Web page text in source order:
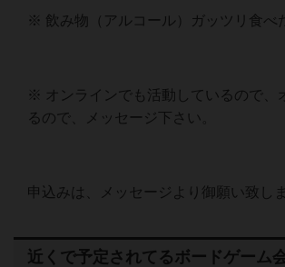
※ 飲み物（アルコール）ガッツリ食べ
※ オンラインでも活動しているので、
るので、メッセージ下さい。
申込みは、メッセージより御願い致し
近くで予定されてるボードゲーム